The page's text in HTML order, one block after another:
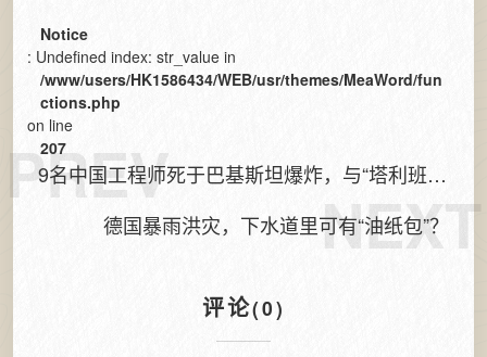
Notice
: Undefined index: str_value in
/www/users/HK1586434/WEB/usr/themes/MeaWord/fun
ctions.php
on line
207
PREV
9名中国工程师死于巴基斯坦爆炸，与“塔利班”
有关系？
NEXT
德国暴雨洪灾，下水道里可有“油纸包”？
评论(0)